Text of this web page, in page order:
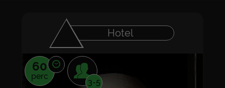
Hotel
60
perc
3-5